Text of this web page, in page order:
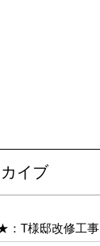
イブ
T様邸改修工事